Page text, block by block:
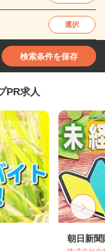
選択
検索条件を保存
PR求人
朝日新聞